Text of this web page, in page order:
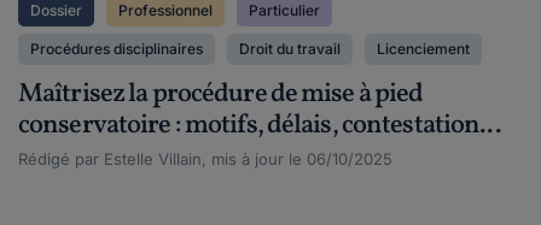
Dossier Professionnel Particulier
Procédures disciplinaires Droit du travail Licenciement
Maîtrisez la procédure de mise à pied
conservatoire : motifs, délais, contestation...
Rédigé par Estelle Villain, mis à jour le 06/10/2025